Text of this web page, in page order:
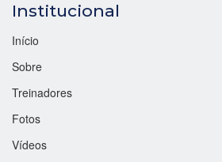
Institucional
Início
Sobre
Treinadores
Fotos
Vídeos